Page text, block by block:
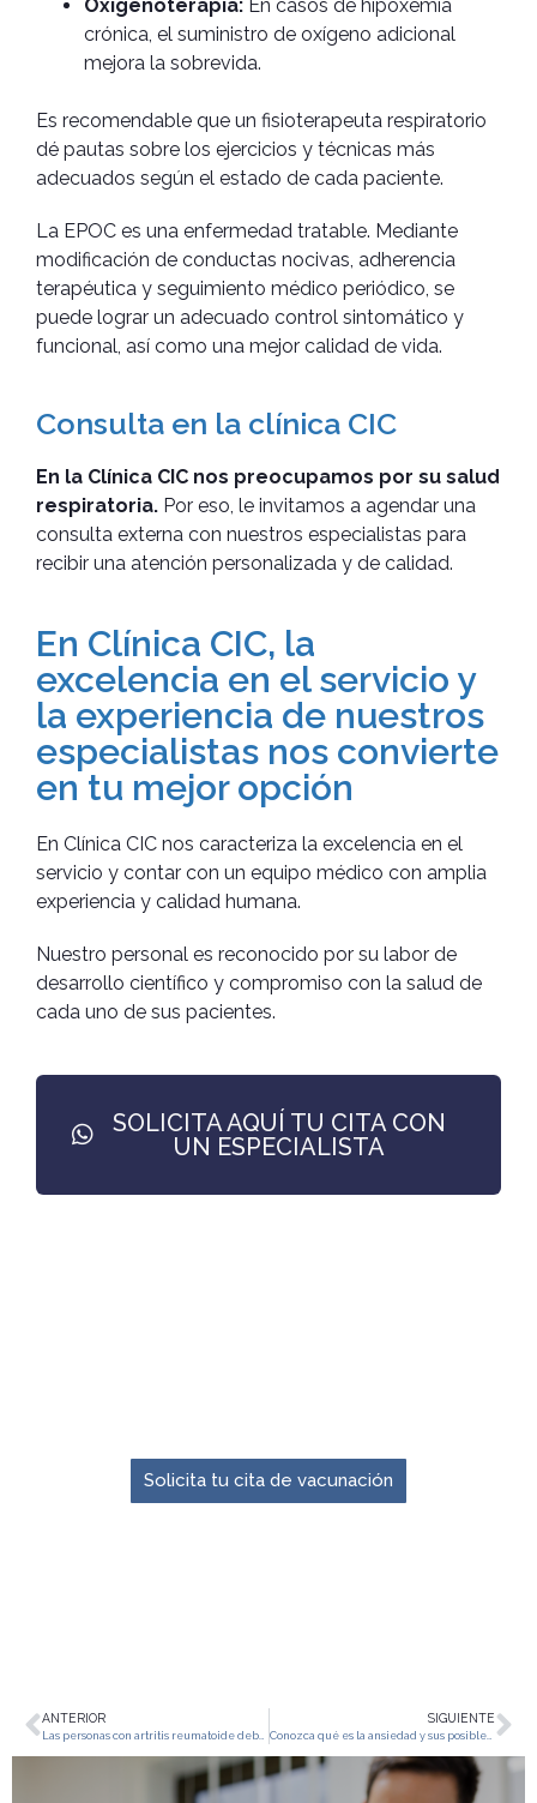
Oxigenoterapia: En casos de hipoxemia
crónica, el suministro de oxígeno adicional
mejora la sobrevida.
Es recomendable que un fisioterapeuta respiratorio
dé pautas sobre los ejercicios y técnicas más
adecuados según el estado de cada paciente.
La EPOC es una enfermedad tratable. Mediante
modificación de conductas nocivas, adherencia
terapéutica y seguimiento médico periódico, se
puede lograr un adecuado control sintomático y
funcional, así como una mejor calidad de vida.
Consulta en la clínica CIC
En la Clínica CIC nos preocupamos por su salud
respiratoria. Por eso, le invitamos a agendar una
consulta externa con nuestros especialistas para
recibir una atención personalizada y de calidad.
En Clínica CIC, la
excelencia en el servicio y
la experiencia de nuestros
especialistas nos convierte
en tu mejor opción​
En Clínica CIC nos caracteriza la excelencia en el
servicio y contar con un equipo médico con amplia
experiencia y calidad humana.
Nuestro personal es reconocido por su labor de
desarrollo científico y compromiso con la salud de
cada uno de sus pacientes.
SOLICITA AQUÍ TU CITA CON
UN ESPECIALISTA
Solicita tu cita de vacunación
ANTERIOR SIGUIENTE
Conozca qué es la ansiedad y sus posibles causas